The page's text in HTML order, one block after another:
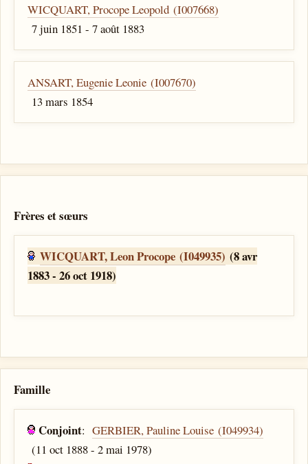
WICQUART, Procope Leopold (I007668)
7 juin 1851 - 7 août 1883
ANSART, Eugenie Leonie (I007670)
13 mars 1854
Frères et sœurs
WICQUART, Leon Procope (I049935) (8 avr
1883 - 26 oct 1918)
Famille
Conjoint:GERBIER, Pauline Louise (I049934)
(11 oct 1888 - 2 mai 1978)